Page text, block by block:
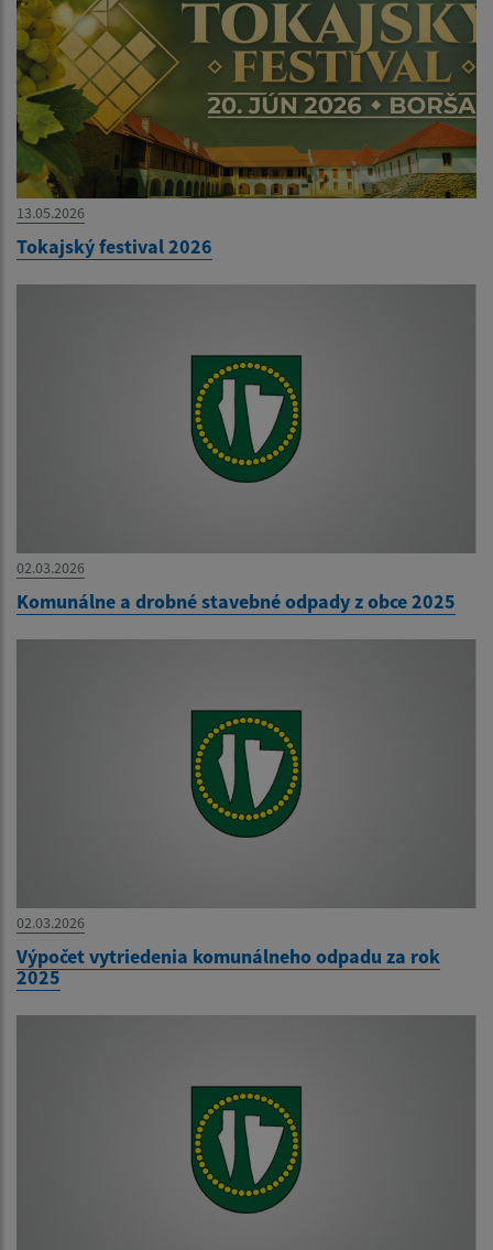
13.05.2026
Tokajský festival 2026
02.03.2026
Komunálne a drobné stavebné odpady z obce 2025
02.03.2026
Výpočet vytriedenia komunálneho odpadu za rok
2025